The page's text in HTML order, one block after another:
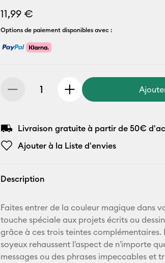
11,99 €
Options de paiement disponibles avec :
Livraison gratuite à partir de 50€
Ajouter à la Liste d'envies
Description
Faites entrer de la couleur magique dans
touche spéciale aux projets écrits ou
grâce à ces trois teintes complémentaires.
soyeux rehaussent l'aspect de n'importe
messages ou des phrases impeccables et